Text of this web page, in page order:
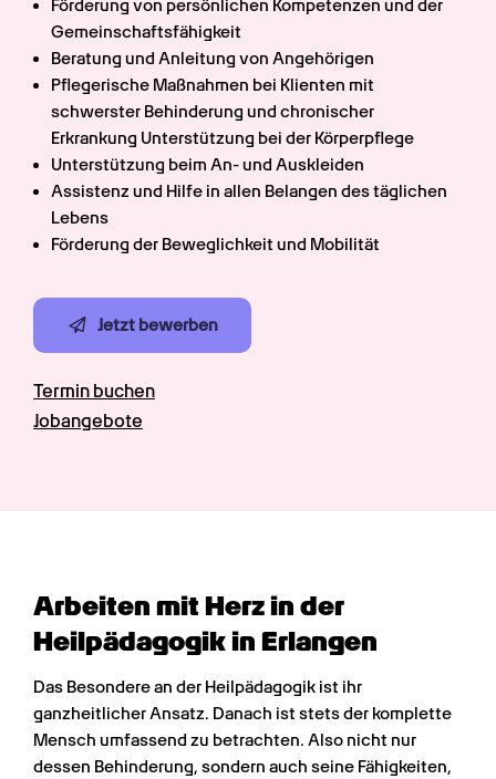
Förderung von persönlichen Kompetenzen und der
Gemeinschaftsfähigkeit
Beratung und Anleitung von Angehörigen
Pflegerische Maßnahmen bei Klienten mit
schwerster Behinderung und chronischer
Erkrankung Unterstützung bei der Körperpflege
Unterstützung beim An- und Auskleiden
Assistenz und Hilfe in allen Belangen des täglichen
Lebens
Förderung der Beweglichkeit und Mobilität
Jetzt bewerben
Termin buchen
Jobangebote
Arbeiten mit Herz in der
Heilpädagogik in Erlangen
Das Besondere an der Heilpädagogik ist ihr
ganzheitlicher Ansatz. Danach ist stets der komplette
Mensch umfassend zu betrachten. Also nicht nur
dessen Behinderung, sondern auch seine Fähigkeiten,